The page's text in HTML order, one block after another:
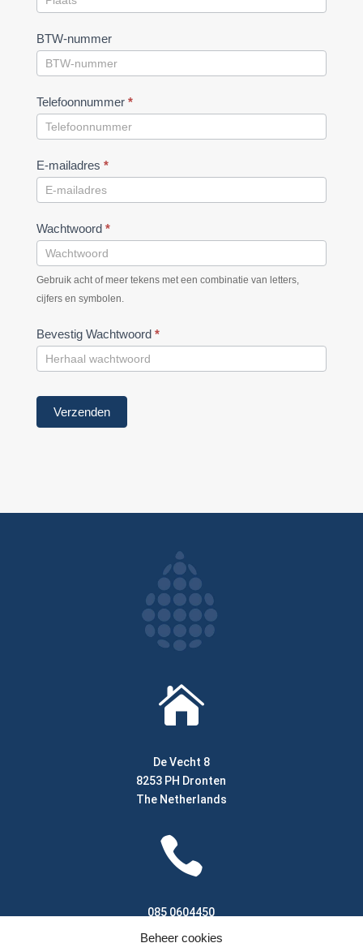
Beheer cookies
BTW-nummer
Telefoonnummer *
E-mailadres *
Wachtwoord *
Gebruik acht of meer tekens met een combinatie van letters,
cijfers en symbolen.
Bevestig Wachtwoord *
Verzenden

De Vecht 8
8253 PH Dronten
The Netherlands

085 0604450